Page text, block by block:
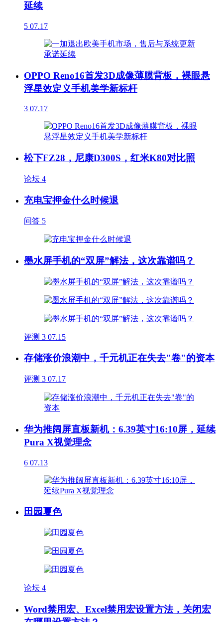
延续
5 07.17
OPPO Reno16首发3D成像薄膜背板，裸眼悬
浮星效定义手机美学新标杆
3 07.17
松下FZ28，尼康D300S，红米K80对比照
论坛 4
充电宝押金什么时候退
问答 5
墨水屏手机的“双屏”解法，这次靠谱吗？
评测 3 07.15
存储涨价浪潮中，千元机正在失去"卷"的资本
评测 3 07.17
华为推阔屏直板新机：6.39英寸16:10屏，延续
Pura X视觉理念
6 07.13
田园夏色
论坛 4
Word禁用宏、Excel禁用宏设置方法，关闭宏